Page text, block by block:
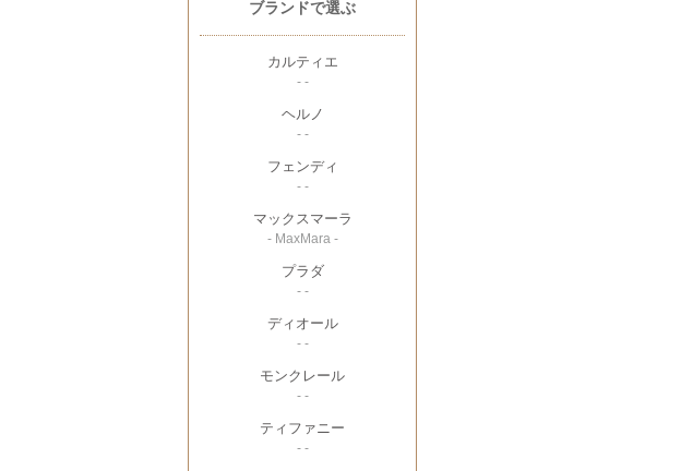
ブランドで選ぶ
カルティエ
- -
ヘルノ
- -
フェンディ
- -
マックスマーラ
- MaxMara -
プラダ
- -
ディオール
- -
モンクレール
- -
ティファニー
- -